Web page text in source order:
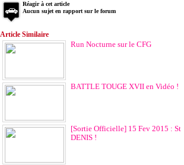
Réagir à cet article
Aucun sujet en rapport sur le forum
Article Similaire
Run Nocturne sur le CFG
BATTLE TOUGE XVII en Vidéo !
[Sortie Officielle] 15 Fev 2015 : St
DENIS !